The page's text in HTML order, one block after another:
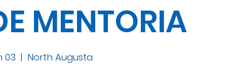
MENTORIA
03
  |
North Augusta